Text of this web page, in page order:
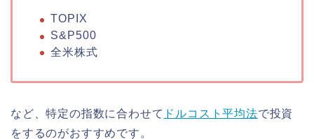
TOPIX
S&P500
全米株式
など、特定の指数に合わせて ドルコスト平均法で投資
をするのがおすすめです。